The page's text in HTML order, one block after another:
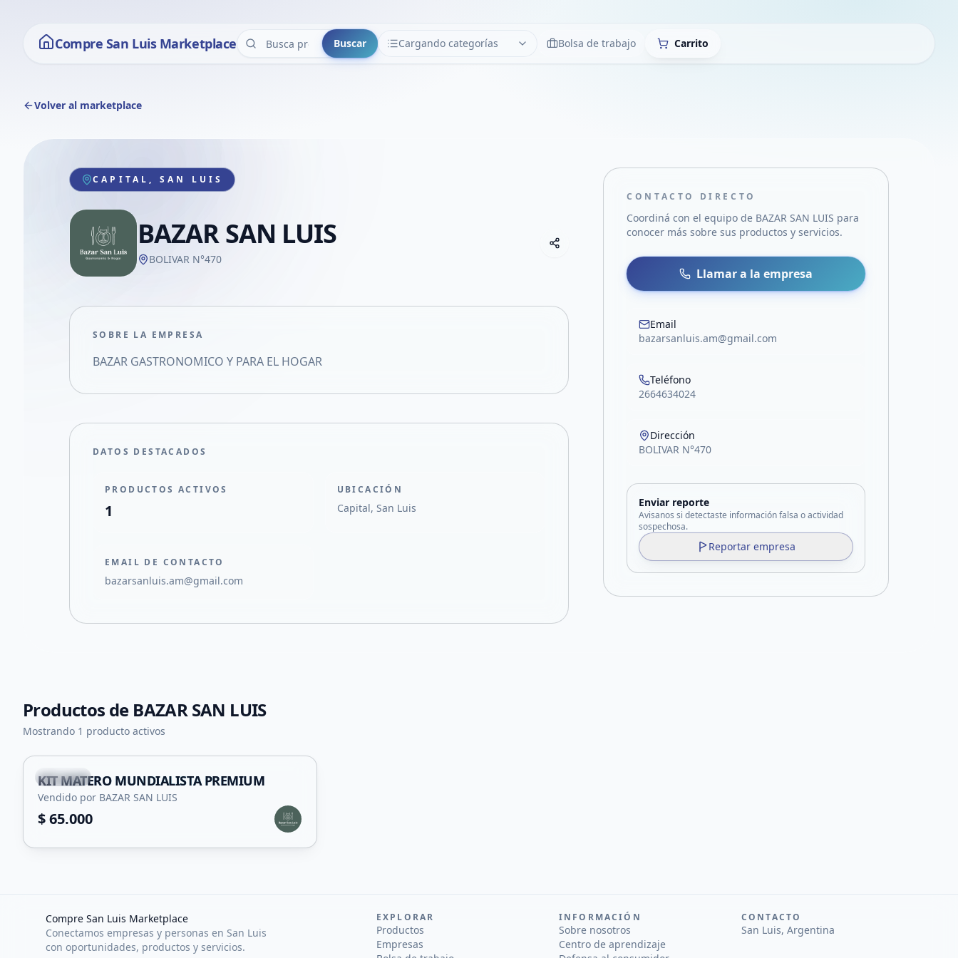
Compre San Luis Marketplace Buscar Cargando categorías
CATEGORÍAS LimpiarBolsa de trabajo Carrito
Volver al marketplace
CAPITAL, SAN LUIS
BAZAR SAN LUIS
BOLIVAR N°470
Compartir empresa
Compartir por WhatsApp
Compartir por mail
Compartir en Facebook
SOBRE LA EMPRESA
BAZAR GASTRONOMICO Y PARA EL HOGAR
DATOS DESTACADOS
PRODUCTOS ACTIVOS
1
UBICACIÓN
Capital, San Luis
EMAIL DE CONTACTO
bazarsanluis.am@gmail.com
CONTACTO DIRECTO
Coordiná con el equipo de BAZAR SAN LUIS para
conocer más sobre sus productos y servicios.
Llamar a la empresa
Email
bazarsanluis.am@gmail.com
Teléfono
2664634024
Dirección
BOLIVAR N°470
Enviar reporte
Avisanos si detectaste información falsa o actividad
sospechosa.
Reportar empresa
Productos de BAZAR SAN LUIS
Mostrando 1 producto activos
Capital
KIT MATERO MUNDIALISTA PREMIUM
Vendido por BAZAR SAN LUIS
$ 65.000
Compre San Luis Marketplace
Conectamos empresas y personas en San Luis
con oportunidades, productos y servicios.
EXPLORAR
Productos
Empresas
INFORMACIÓN
Sobre nosotros
Centro de aprendizaje
CONTACTO
San Luis, Argentina